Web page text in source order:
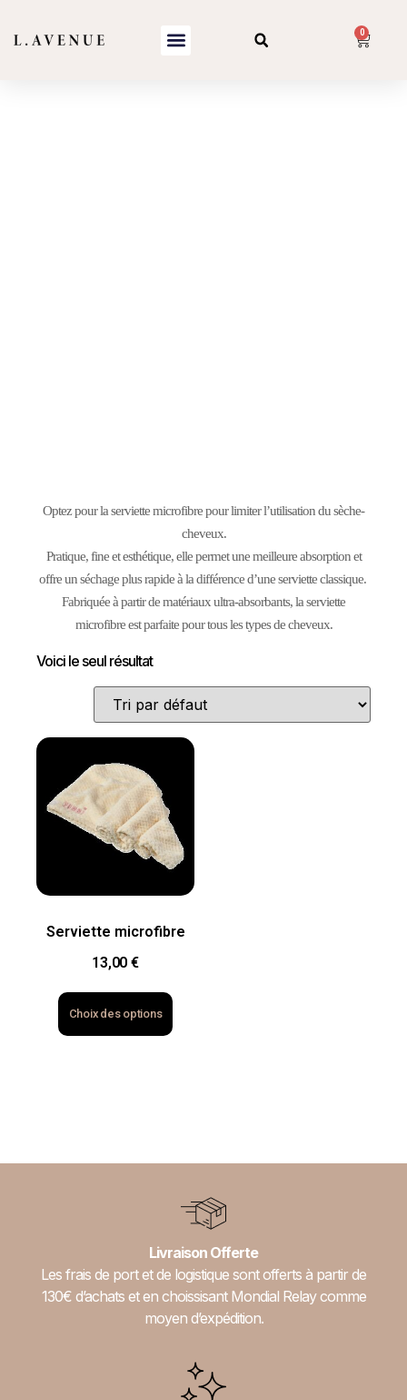
0
Optez pour la serviette microfibre pour limiter l’utilisation du sèche-
cheveux.
Pratique, fine et esthétique, elle permet une meilleure absorption et
offre un séchage plus rapide à la différence d’une serviette classique.
Fabriquée à partir de matériaux ultra-absorbants, la serviette
microfibre est parfaite pour tous les types de cheveux.
Voici le seul résultat
Serviette microfibre
13,00 €
Choix des options
Livraison Offerte
Les frais de port et de logistique sont offerts à partir de
130€ d’achats et en choissisant Mondial Relay comme
moyen d’expédition.